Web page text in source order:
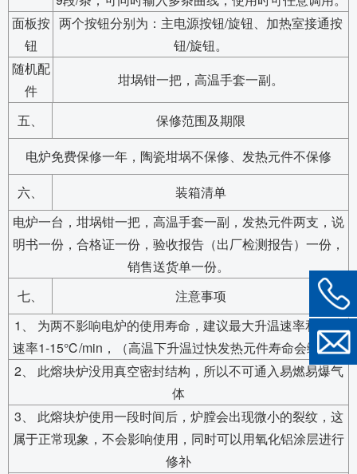
面板按
钮
两个按钮分别为：主电源按钮/旋钮、加热室接通按
钮/旋钮。
随机配
件
坩埚钳一把，高温手套一副。
五、
保修范围及期限
电炉免费保修一年，陶瓷坩埚不保修、发热元件不保修
六、
装箱清单
电炉一台，坩埚钳一把，高温手套一副，发热元件两支，说
明书一份，合格证一份，验收报告（出厂检测报告）一份，
销售送货单一份。
七、
注意事项
1、 为两不影响电炉的使用寿命，建议最大升温速率和降温
速率1-15℃/min，（高温下升温过快发热元件寿命会缩短）
2、 此熔块炉没用真空密封结构，所以不可通入易燃易爆气
体
3、 此熔块炉使用一段时间后，炉膛会出现微小的裂纹，这
属于正常现象，不会影响使用，同时可以用氧化铝涂层进行
修补